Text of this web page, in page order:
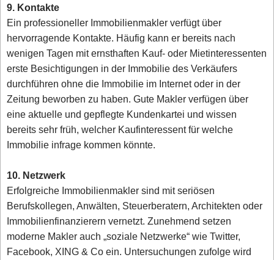
9. Kontakte
Ein professioneller Immobilienmakler verfügt über
hervorragende Kontakte. Häufig kann er bereits nach
wenigen Tagen mit ernsthaften Kauf- oder Mietinteressenten
erste Besichtigungen in der Immobilie des Verkäufers
durchführen ohne die Immobilie im Internet oder in der
Zeitung beworben zu haben. Gute Makler verfügen über
eine aktuelle und gepflegte Kundenkartei und wissen
bereits sehr früh, welcher Kaufinteressent für welche
Immobilie infrage kommen könnte.
10. Netzwerk
Erfolgreiche Immobilienmakler sind mit seriösen
Berufskollegen, Anwälten, Steuerberatern, Architekten oder
Immobilienfinanzierern vernetzt. Zunehmend setzen
moderne Makler auch „soziale Netzwerke“ wie Twitter,
Facebook, XING & Co ein. Untersuchungen zufolge wird